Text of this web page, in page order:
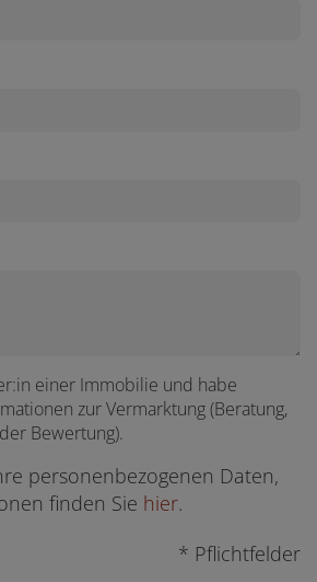
einer Immobilie und habe
zur Vermarktung (Beratung,
Bewertung).
personenbezogenen Daten,
finden Sie hier.
* Pflichtfelder